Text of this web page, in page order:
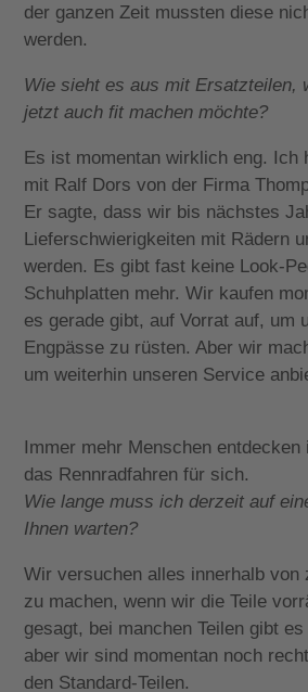
der ganzen Zeit mussten diese
werden.
Wie sieht es aus mit Ersatzteilen,
jetzt auch fit machen möchte?
Es ist momentan wirklich eng. Ich
mit Ralf Dors von der Firma
Er sagte, dass wir bis nächstes
Lieferschwierigkeiten mit Rädern
werden. Es gibt fast keine Look-
Schuhplatten mehr. Wir kaufen
es gerade gibt, auf Vorrat auf, um
Engpässe zu rüsten. Aber wir
um weiterhin unseren Service
Immer mehr Menschen entdecken
das Rennradfahren für sich.
Wie lange muss ich derzeit auf
Ihnen warten?
Wir versuchen alles innerhalb von
zu machen, wenn wir die Teile
gesagt, bei manchen Teilen gibt
aber wir sind momentan noch
den Standard-Teilen.